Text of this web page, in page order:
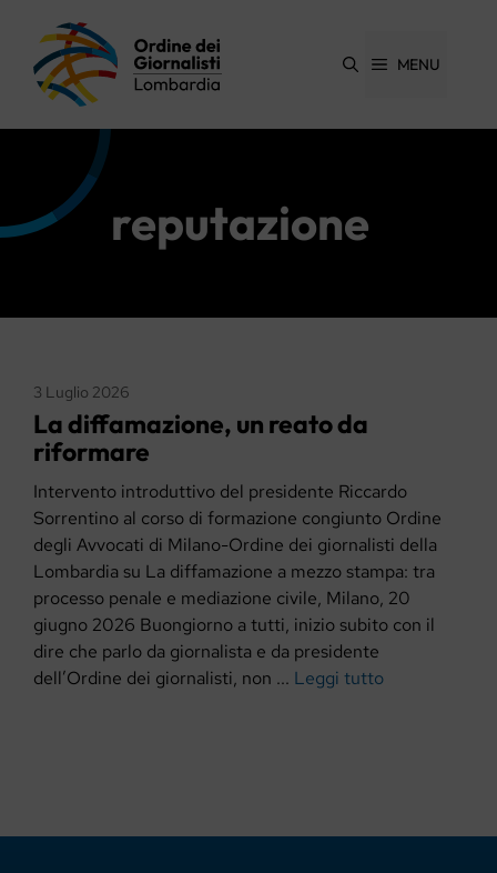
contenuto
MENU
reputazione
3 Luglio 2026
La diffamazione, un reato da
riformare
Intervento introduttivo del presidente Riccardo
Sorrentino al corso di formazione congiunto Ordine
degli Avvocati di Milano-Ordine dei giornalisti della
Lombardia su La diffamazione a mezzo stampa: tra
processo penale e mediazione civile, Milano, 20
giugno 2026 Buongiorno a tutti, inizio subito con il
dire che parlo da giornalista e da presidente
dell’Ordine dei giornalisti, non ... Leggi tutto